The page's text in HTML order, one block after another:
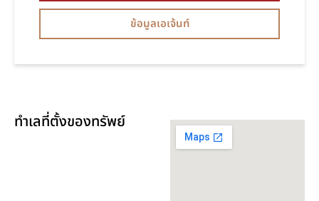
ข้อมูลเอเจ้นท์
ทำเลที่ตั้งของทรัพย์